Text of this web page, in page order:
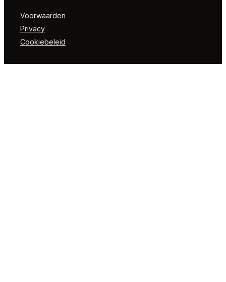
Voorwaarden
Privacy
Cookiebeleid